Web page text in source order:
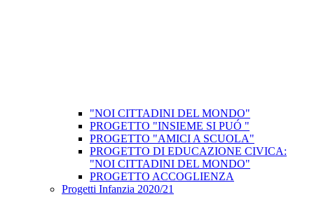
"NOI CITTADINI DEL MONDO"
PROGETTO "INSIEME SI PUÓ "
PROGETTO "AMICI A SCUOLA"
PROGETTO DI EDUCAZIONE CIVICA:
"NOI CITTADINI DEL MONDO"
PROGETTO ACCOGLIENZA
Progetti Infanzia 2020/21